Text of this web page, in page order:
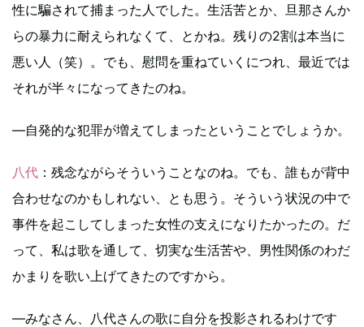
性に騙されて捕まった人でした。生活苦とか、旦那さんか
らの暴力に耐えられなくて、とかね。残りの2割は本当に
悪い人（笑）。でも、慰問を重ねていくにつれ、最近では
それが半々になってきたのね。
―自発的な犯罪が増えてしまったということでしょうか。
八代 ：残念ながらそういうことなのね。でも、誰もが背中
合わせなのかもしれない、とも思う。そういう状況の中で
事件を起こしてしまった女性の支えになりたかったの。だ
って、私は歌を通して、切実な生活苦や、男性関係のわだ
かまりを歌い上げてきたのですから。
―みなさん、八代さんの歌に自分を投影されるわけです